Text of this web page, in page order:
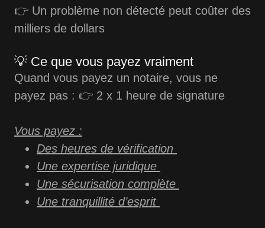
👉 Un problème non détecté peut coûter des
milliers de dollars
💡 Ce que vous payez vraiment
Quand vous payez un notaire, vous ne
payez pas : 👉 2 x 1 heure de signature
Vous payez :
Des heures de vérification
Une expertise juridique
Une sécurisation complète
Une tranquillité d’esprit